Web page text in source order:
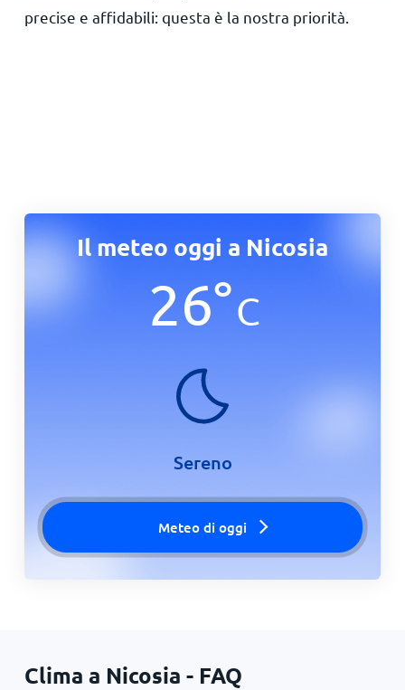
precise e affidabili: questa è la nostra priorità.
Il meteo oggi a Nicosia
26°C
Sereno
Meteo di oggi
Clima a Nicosia - FAQ